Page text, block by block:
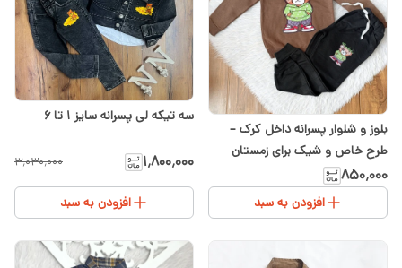
بلوز و شلوار پسرانه داخل کرک –
طرح خاص و شیک برای زمستان
سایز ۵۰
۸۵۰٬۰۰۰
افزودن به سبد
سه تیکه لی پسرانه سایز ۱ تا ۶
۱٬۸۰۰٬۰۰۰ ۳٬۰۳۰٬۰۰۰
افزودن به سبد